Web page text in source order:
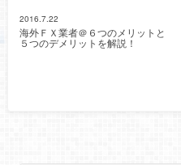
2016.7.22
海外ＦＸ業者＠６つのメリットと
５つのデメリットを解説！